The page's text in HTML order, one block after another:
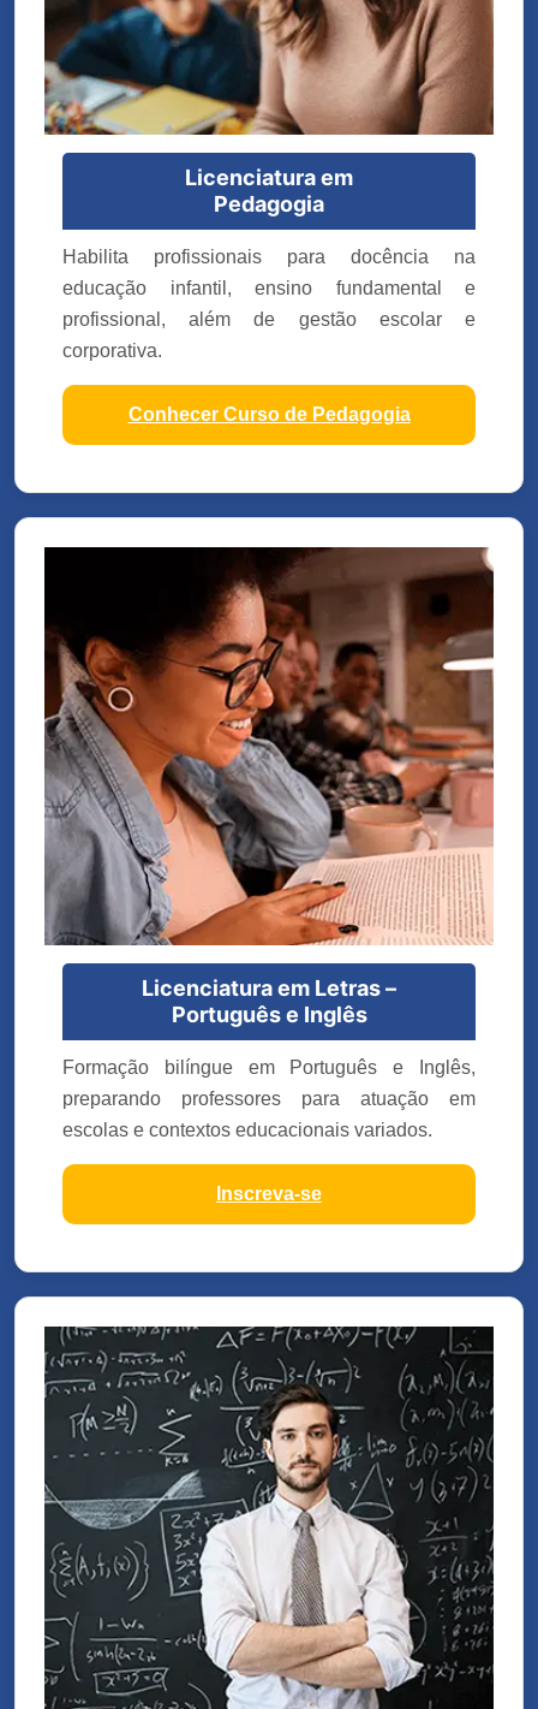
Licenciatura em
Pedagogia
Habilita profissionais para docência na
educação infantil, ensino fundamental e
profissional, além de gestão escolar e
corporativa.
Conhecer Curso de Pedagogia
Licenciatura em Letras –
Português e Inglês
Formação bilíngue em Português e Inglês,
preparando professores para atuação em
escolas e contextos educacionais variados.
Inscreva-se